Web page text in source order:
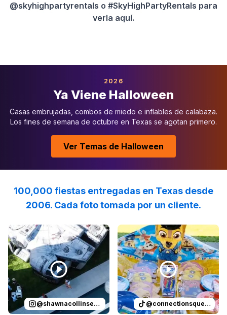
@skyhighpartyrentals o #SkyHighPartyRentals para
verla aquí.
2026
Ya Viene Halloween
Casas embrujadas, combos de miedo e inflables de calabaza.
Los fines de semana de octubre en Texas se agotan primero.
Ver Temas de Halloween
100,000 fiestas entregadas en Texas desde
2006. Cada foto tomada por un cliente.
Reviewed onInstagramby shawnacollinsevents:It was
@shawnacollinsevents
Reviewed onTikTokby
@connectionsqueen